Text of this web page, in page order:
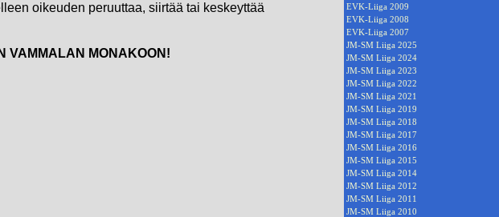
oikeuden peruuttaa, siirtää tai keskeyttää
VAMMALAN MONAKOON!
EVK-Liiga 2009
EVK-Liiga 2008
EVK-Liiga 2007
JM-SM Liiga 2025
JM-SM Liiga 2024
JM-SM Liiga 2023
JM-SM Liiga 2022
JM-SM Liiga 2021
JM-SM Liiga 2019
JM-SM Liiga 2018
JM-SM Liiga 2017
JM-SM Liiga 2016
JM-SM Liiga 2015
JM-SM Liiga 2014
JM-SM Liiga 2012
JM-SM Liiga 2011
JM-SM Liiga 2010